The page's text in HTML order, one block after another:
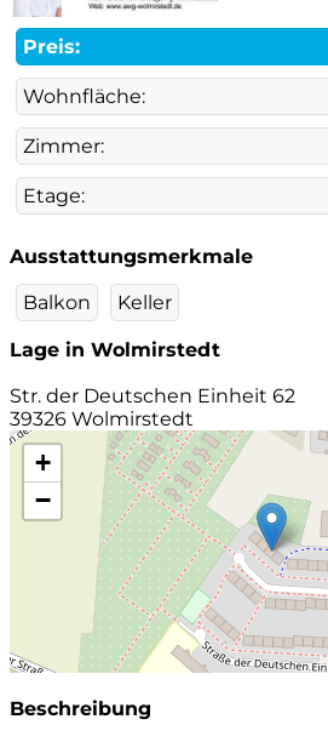
Preis:
Wohnfläche:
Zimmer:
Etage:
Ausstattungsmerkmale
Balkon
Keller
Lage in Wolmirstedt
Str. der Deutschen Einheit 62
39326 Wolmirstedt
+
−
Beschreibung